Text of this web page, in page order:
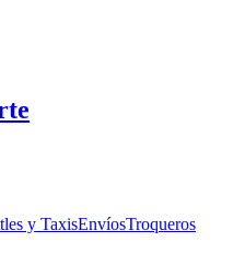
y TaxisEnvíosTroqueros